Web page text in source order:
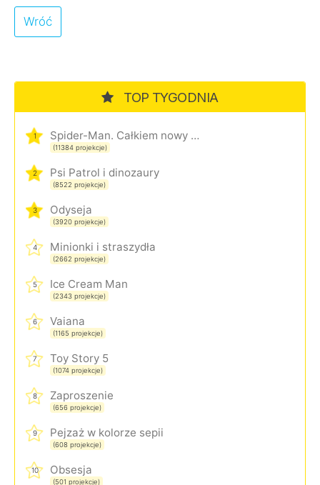
Wróć
TOP TYGODNIA
1 Spider-Man. Całkiem nowy dzień
(11384 projekcje)
2 Psi Patrol i dinozaury
(8522 projekcje)
3 Odyseja
(3920 projekcje)
4 Minionki i straszydła
(2662 projekcje)
5 Ice Cream Man
(2343 projekcje)
6 Vaiana
(1165 projekcje)
7 Toy Story 5
(1074 projekcje)
8 Zaproszenie
(656 projekcje)
9 Pejzaż w kolorze sepii
(608 projekcje)
10 Obsesja
(501 projekcje)